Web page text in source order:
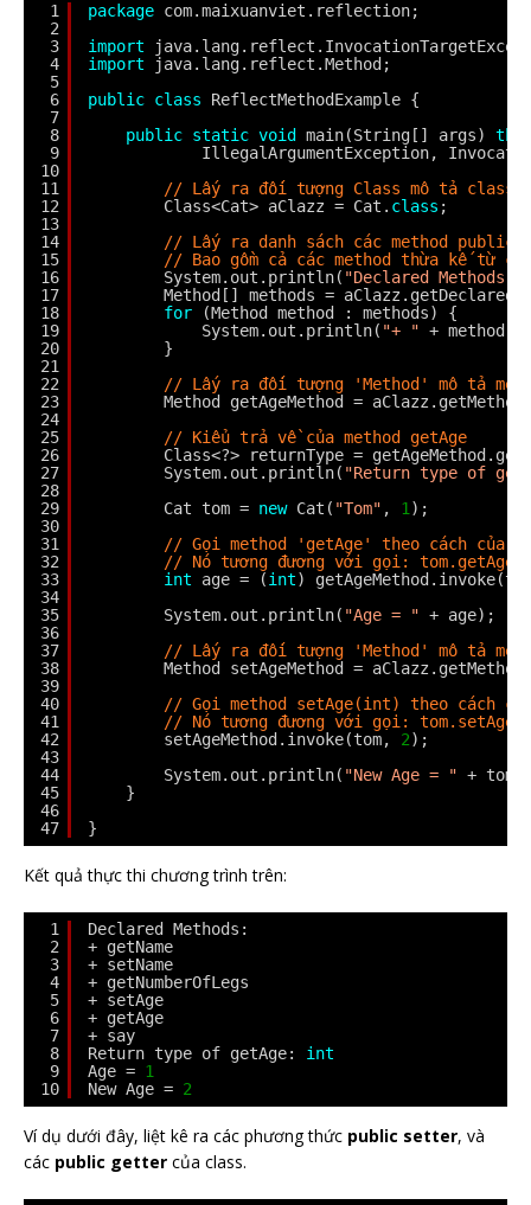
1
2
3
4
5
6
7
8
9
10
11
12
13
14
15
16
17
18
19
20
21
22
23
24
25
26
27
28
29
30
31
32
33
34
35
36
37
38
39
40
41
42
43
44
45
46
47
package com.maixuanviet.reflection;
import
import
java.lang.reflect.Method;
public class
ReflectMethodExample {
public static void main(String[] args)
IllegalArgumentException,
// Lấy ra đối tượng Class mô tả class
Class<Cat> aClazz = Cat. class ;
// Lấy ra danh sách các method public
// Bao gồm cả các method thừa kế từ
System.out.println( "Declared Methods:"
Method[] methods =
for
(Method method : methods) {
System.out.println( "+ " +
}
// Lấy ra đối tượng 'Method' mô tả
Method getAgeMethod =
// Kiểu trả về của method getAge
Class<?> returnType =
System.out.println( "Return type of
Cat tom = new Cat( "Tom" , 1 );
// Gọi method 'getAge' theo cách của
// Nó tương đương với gọi:
int
age = (int)
System.out.println( "Age = " + age);
// Lấy ra đối tượng 'Method' mô tả
Method setAgeMethod =
// Gọi method setAge(int) theo cách
// Nó tương đương với gọi:
setAgeMethod.invoke(tom, 2);
System.out.println( "New Age = " +
}
}
Kết quả thực thi chương trình trên:
1
2
3
4
5
6
7
8
9
10
Declared Methods:
+ getName
+ setName
+ getNumberOfLegs
+ setAge
+ getAge
+ say
Return type of getAge: int
Age = 1
New Age = 2
Ví dụ dưới đây, liệt kê ra các phương thức public setter, và
các public getter của class.